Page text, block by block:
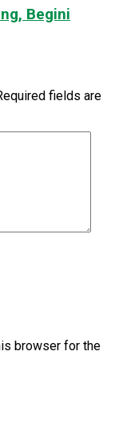
Begini
fields are
browser for the